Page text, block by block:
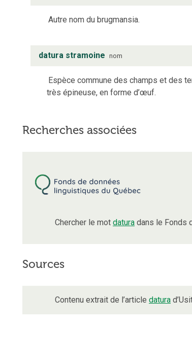
Autre nom du brugmansia.
datura stramoine nom
Espèce commune des champs et des
très épineuse, en forme d’œuf.
Recherches associées
Chercher le mot datura dans le Fonds
Sources
Contenu extrait de l’article datura